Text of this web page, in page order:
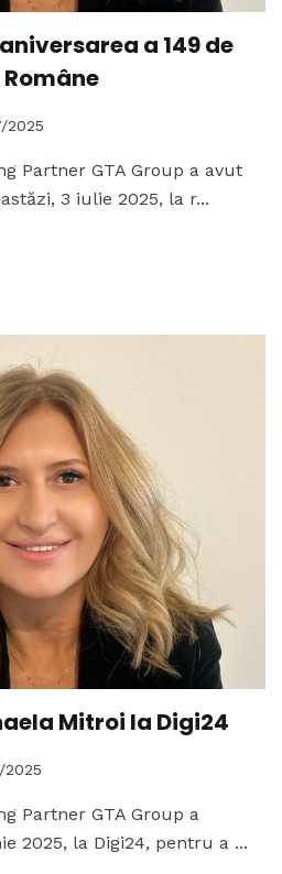
a 149 de
2025
Partner GTA Group a avut
3 iulie 2025, la r...
Mitroi la Digi24
2025
Partner GTA Group a
2025, la Digi24, pentru a ...